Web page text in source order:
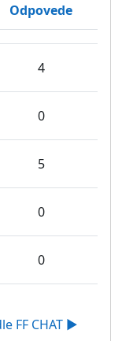
Odpovede
Akcie
4
0
5
0
0
FF CHAT ▶︎